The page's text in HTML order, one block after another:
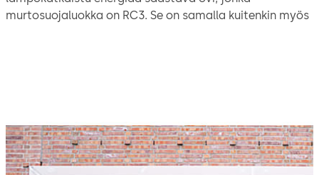
murtosuojaluokka on RC3. Se on samalla kuitenkin myös
erityisen nopeasti ja äänettömästi.